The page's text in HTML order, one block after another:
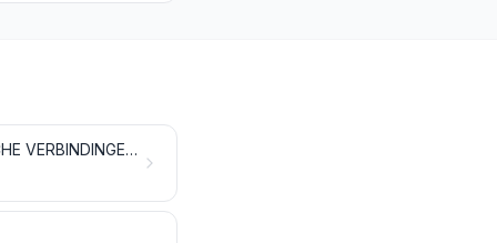
ANORGANISCHE CHEMISCHE PRODUCTEN; ANORGANISCHE OF ORGANISCHE VERBINDINGEN VAN EDELE METALEN, VAN RADIOACTIEVE ELEMENTEN, VAN ZELDZAME AARDMETALEN EN VAN ISOTOPEN